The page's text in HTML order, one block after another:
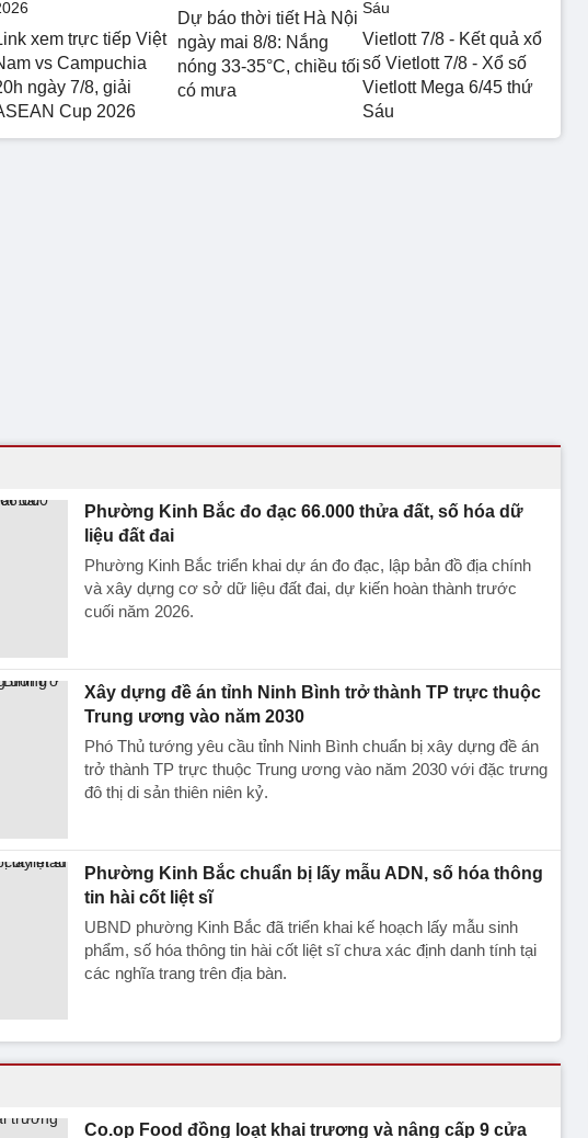
xem trực tiếp Việt
vs Campuchia
ngày 7/8, giải
Cup 2026
Dự báo thời tiết Hà Nội
ngày mai 8/8: Nắng
nóng 33-35°C, chiều tối
có mưa
Vietlott 7/8 - Kết quả xổ
số Vietlott 7/8 - Xổ số
Vietlott Mega 6/45 thứ
Sáu
Phường Kinh Bắc đo đạc 66.000 thửa đất, số hóa dữ
liệu đất đai
Phường Kinh Bắc triển khai dự án đo đạc, lập bản đồ địa chính
và xây dựng cơ sở dữ liệu đất đai, dự kiến hoàn thành trước
cuối năm 2026.
Xây dựng đề án tỉnh Ninh Bình trở thành TP trực thuộc
Trung ương vào năm 2030
Phó Thủ tướng yêu cầu tỉnh Ninh Bình chuẩn bị xây dựng đề án
trở thành TP trực thuộc Trung ương vào năm 2030 với đặc trưng
đô thị di sản thiên niên kỷ.
Phường Kinh Bắc chuẩn bị lấy mẫu ADN, số hóa thông
tin hài cốt liệt sĩ
UBND phường Kinh Bắc đã triển khai kế hoạch lấy mẫu sinh
phẩm, số hóa thông tin hài cốt liệt sĩ chưa xác định danh tính tại
các nghĩa trang trên địa bàn.
Co.op Food đồng loạt khai trương và nâng cấp 9 cửa